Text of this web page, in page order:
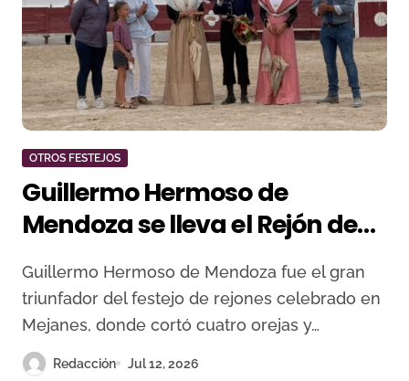
OTROS FESTEJOS
Guillermo Hermoso de
Mendoza se lleva el Rejón de
Oro de Mejanes tras cortar
cuatro orejas
Guillermo Hermoso de Mendoza fue el gran
triunfador del festejo de rejones celebrado en
Mejanes, donde cortó cuatro orejas y…
Redacción Jul 12, 2026